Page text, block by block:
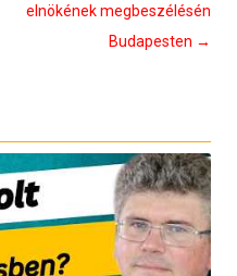
elnökének megbeszélésén
Budapesten →